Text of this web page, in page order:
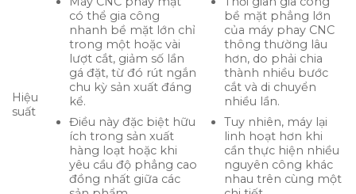
Hiệu
suất
có thể gia công
nhanh bề mặt lớn chỉ
trong một hoặc vài
lượt cắt, giảm số lần
gá đặt, từ đó rút ngắn
chu kỳ sản xuất đáng
kể.
Điều này đặc biệt hữu
ích trong sản xuất
hàng loạt hoặc khi
yêu cầu độ phẳng cao
đồng nhất giữa các
bề mặt phẳng lớn
của máy phay CNC
thông thường lâu
hơn, do phải chia
thành nhiều bước
cắt và di chuyển
nhiều lần.
Tuy nhiên, máy lại
linh hoạt hơn khi
cần thực hiện nhiều
nguyên công khác
nhau trên cùng một